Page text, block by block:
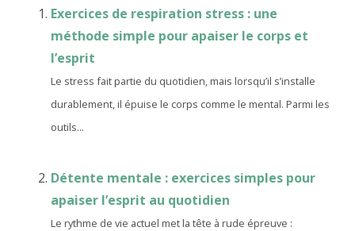
Exercices de respiration stress : une
méthode simple pour apaiser le corps et
l’esprit
Le stress fait partie du quotidien, mais lorsqu’il s’installe
durablement, il épuise le corps comme le mental. Parmi les
outils...
Détente mentale : exercices simples pour
apaiser l’esprit au quotidien
Le rythme de vie actuel met la tête à rude épreuve :